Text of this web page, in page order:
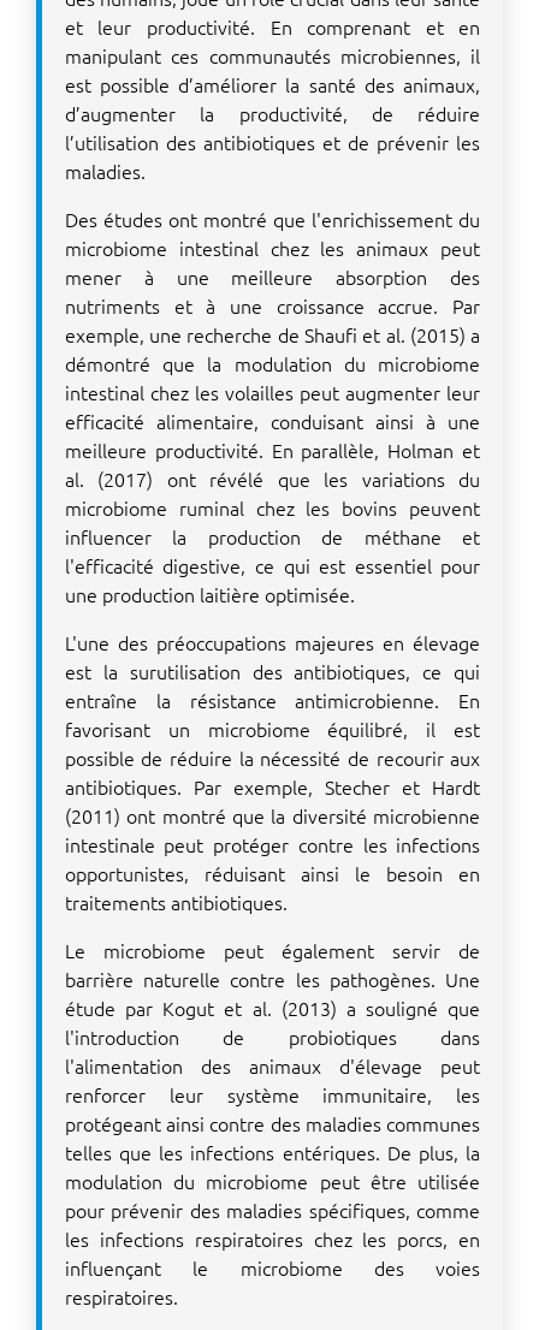
et leur productivité. En comprenant et en
manipulant ces communautés microbiennes, il
est possible d’améliorer la santé des animaux,
d’augmenter la productivité, de réduire
l’utilisation des antibiotiques et de prévenir les
maladies.
Des études ont montré que l'enrichissement du
microbiome intestinal chez les animaux peut
mener à une meilleure absorption des
nutriments et à une croissance accrue. Par
exemple, une recherche de Shaufi et al. (2015) a
démontré que la modulation du microbiome
intestinal chez les volailles peut augmenter leur
efficacité alimentaire, conduisant ainsi à une
meilleure productivité. En parallèle, Holman et
al. (2017) ont révélé que les variations du
microbiome ruminal chez les bovins peuvent
influencer la production de méthane et
l'efficacité digestive, ce qui est essentiel pour
une production laitière optimisée.
L'une des préoccupations majeures en élevage
est la surutilisation des antibiotiques, ce qui
entraîne la résistance antimicrobienne. En
favorisant un microbiome équilibré, il est
possible de réduire la nécessité de recourir aux
antibiotiques. Par exemple, Stecher et Hardt
(2011) ont montré que la diversité microbienne
intestinale peut protéger contre les infections
opportunistes, réduisant ainsi le besoin en
traitements antibiotiques.
Le microbiome peut également servir de
barrière naturelle contre les pathogènes. Une
étude par Kogut et al. (2013) a souligné que
l'introduction de probiotiques dans
l'alimentation des animaux d'élevage peut
renforcer leur système immunitaire, les
protégeant ainsi contre des maladies communes
telles que les infections entériques. De plus, la
modulation du microbiome peut être utilisée
pour prévenir des maladies spécifiques, comme
les infections respiratoires chez les porcs, en
influençant le microbiome des voies
respiratoires.